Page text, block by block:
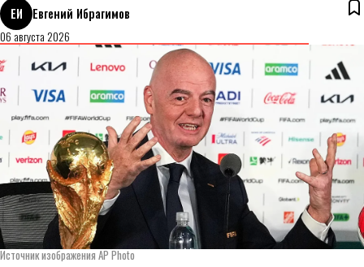
ЕИ
Евгений Ибрагимов
06 августа 2026
Источник изображения AP Photo